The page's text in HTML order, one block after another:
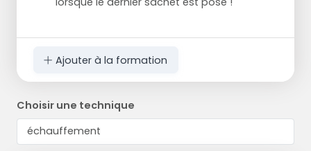
Ajouter à la formation
Choisir une technique